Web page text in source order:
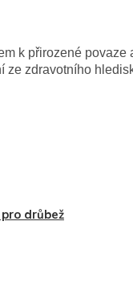
k přirozené povaze
zdravotního
drůbež